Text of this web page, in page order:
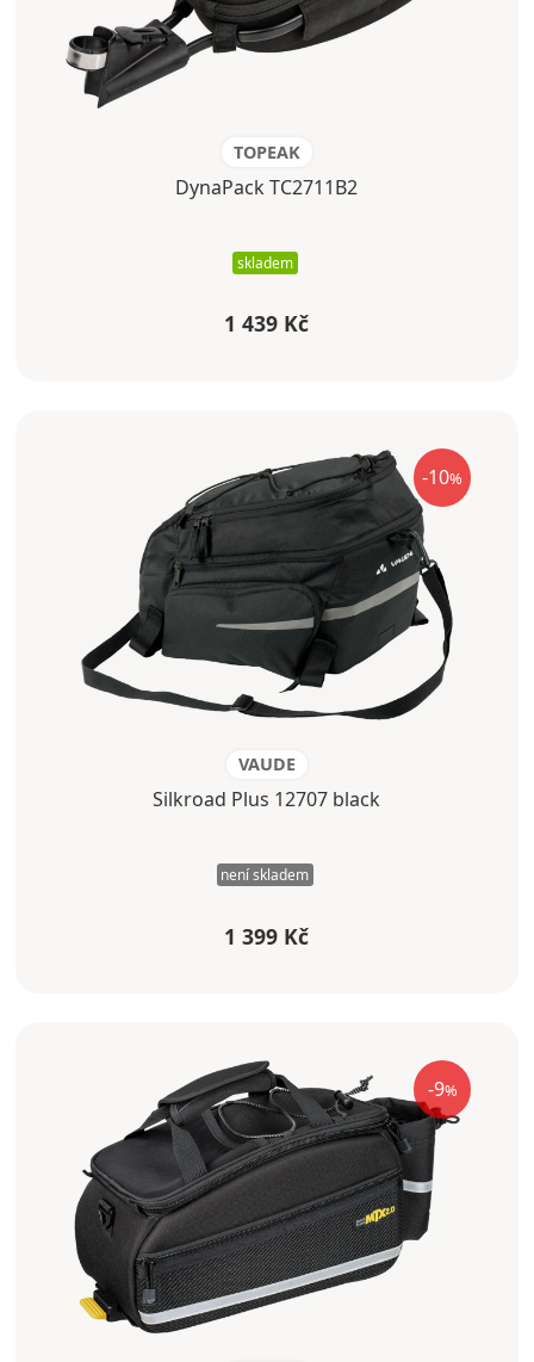
TOPEAK
DynaPack TC2711B2
skladem
1 439 Kč
-10%
VAUDE
Silkroad Plus 12707 black
není skladem
1 399 Kč
-9%